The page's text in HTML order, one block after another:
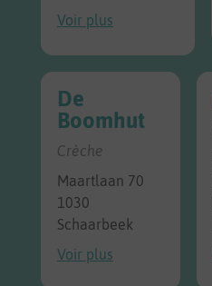
Voir plus
De
Boomhut
Crèche
Maartlaan 70
1030
Schaarbeek
Voir plus